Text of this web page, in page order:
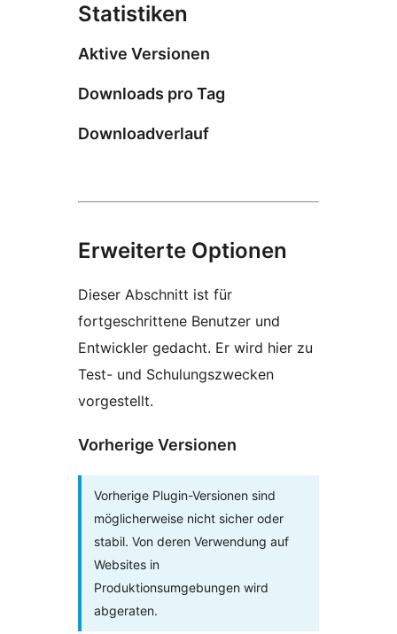
Statistiken
Aktive Versionen
Downloads pro Tag
Downloadverlauf
Erweiterte Optionen
Dieser Abschnitt ist für
fortgeschrittene Benutzer und
Entwickler gedacht. Er wird hier zu
Test- und Schulungszwecken
vorgestellt.
Vorherige Versionen
Vorherige Plugin-Versionen sind
möglicherweise nicht sicher oder
stabil. Von deren Verwendung auf
Websites in
Produktionsumgebungen wird
abgeraten.